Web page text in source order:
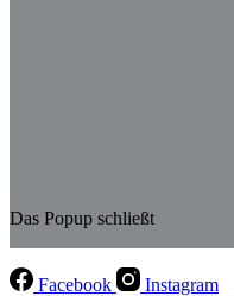
Das Popup schließt
Facebook Instagram